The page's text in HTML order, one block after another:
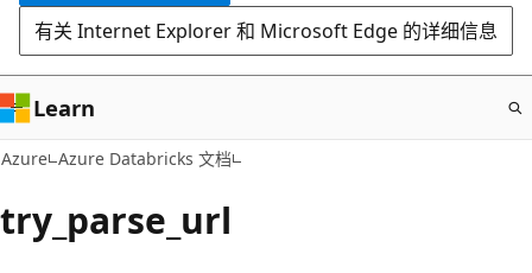
有关 Internet Explorer 和 Microsoft Edge 的详细信息
Learn
Azure Azure Databricks 文档
try_parse_url